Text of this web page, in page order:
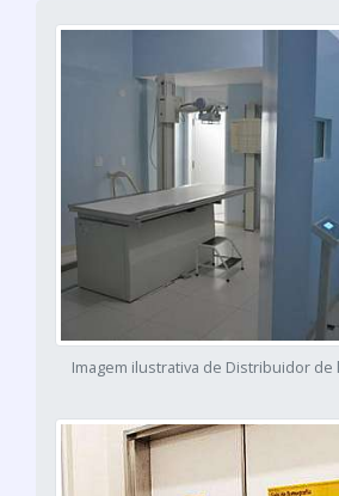
Imagem ilustrativa de Distribuidor